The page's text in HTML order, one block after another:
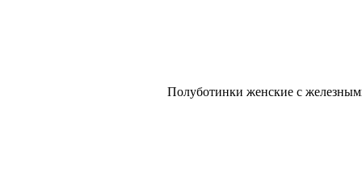
Полуботинки женские с